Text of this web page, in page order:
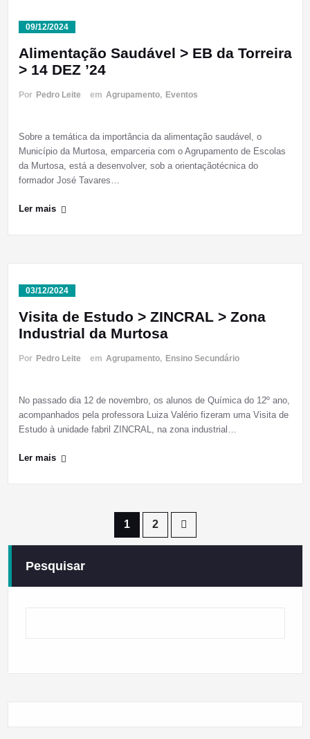
09/12/2024
Alimentação Saudável > EB da Torreira
> 14 DEZ ’24
Por Pedro Leite em Agrupamento, Eventos
Sobre a temática da importância da alimentação saudável, o
Município da Murtosa, emparceria com o Agrupamento de Escolas
da Murtosa, está a desenvolver, sob a orientaçãotécnica do
formador José Tavares…
Ler mais
03/12/2024
Visita de Estudo > ZINCRAL > Zona
Industrial da Murtosa
Por Pedro Leite em Agrupamento, Ensino Secundário
No passado dia 12 de novembro, os alunos de Química do 12º ano,
acompanhados pela professora Luiza Valério fizeram uma Visita de
Estudo à unidade fabril ZINCRAL, na zona industrial…
Ler mais
conteúdos
1 2
Pesquisar